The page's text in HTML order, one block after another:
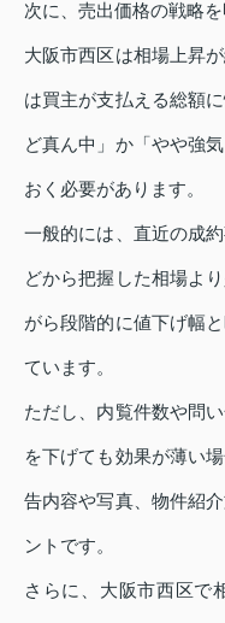
次に、売出価格の戦略
大阪市西区は相場上昇
は買主が支払える総額
ど真ん中」か「やや強
おく必要があります。
一般的には、直近の成
どから把握した相場よ
がら段階的に値下げ幅
ています。
ただし、内覧件数や問
を下げても効果が薄い
告内容や写真、物件紹
ントです。
さらに、大阪市西区で